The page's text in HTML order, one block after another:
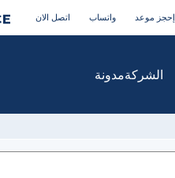
الشركةمدونة
اتصل الان واتساب إحجز موعد